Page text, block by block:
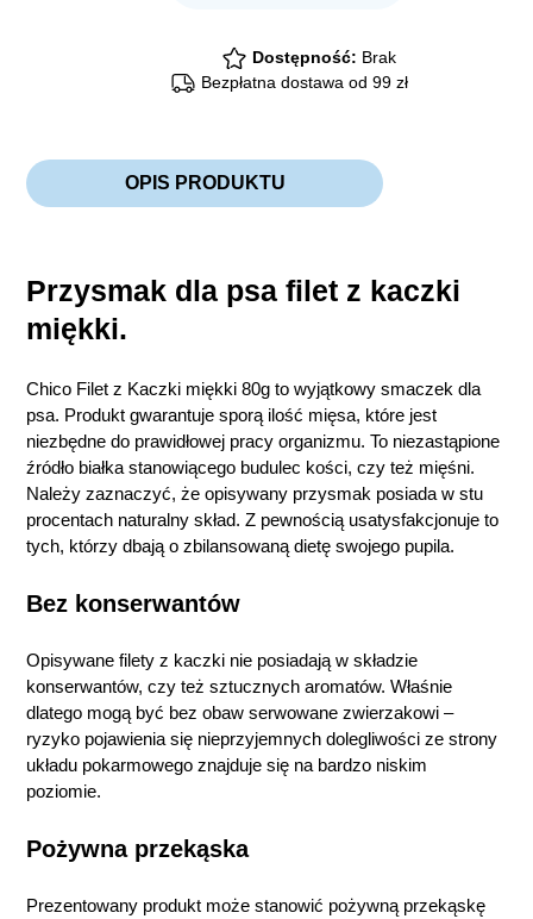
Dostępność: Brak
Bezpłatna dostawa od 99 zł
OPIS PRODUKTU
Przysmak dla psa filet z kaczki
miękki.
Chico Filet z Kaczki miękki 80g to wyjątkowy smaczek dla
psa. Produkt gwarantuje sporą ilość mięsa, które jest
niezbędne do prawidłowej pracy organizmu. To niezastąpione
źródło białka stanowiącego budulec kości, czy też mięśni.
Należy zaznaczyć, że opisywany przysmak posiada w stu
procentach naturalny skład. Z pewnością usatysfakcjonuje to
tych, którzy dbają o zbilansowaną dietę swojego pupila.
Bez konserwantów
Opisywane filety z kaczki nie posiadają w składzie
konserwantów, czy też sztucznych aromatów. Właśnie
dlatego mogą być bez obaw serwowane zwierzakowi –
ryzyko pojawienia się nieprzyjemnych dolegliwości ze strony
układu pokarmowego znajduje się na bardzo niskim
poziomie.
Pożywna przekąska
Prezentowany produkt może stanowić pożywną przekąskę